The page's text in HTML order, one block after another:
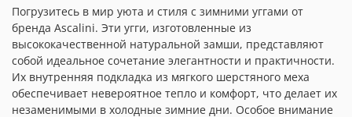
Погрузитесь в мир уюта и стиля с зимними уггами от
бренда Ascalini. Эти угги, изготовленные из
высококачественной натуральной замши, представляют
собой идеальное сочетание элегантности и практичности.
Их внутренняя подкладка из мягкого шерстяного меха
обеспечивает невероятное тепло и комфорт, что делает их
незаменимыми в холодные зимние дни. Особое внимание